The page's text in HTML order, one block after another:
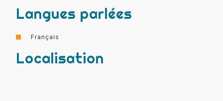
Langues parlées
Français
Localisation